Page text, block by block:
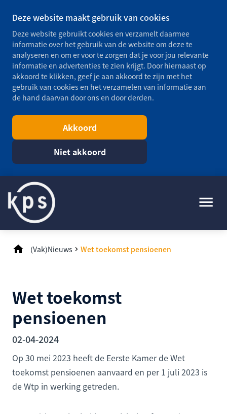
Deze website maakt gebruik van cookies
Deze website gebruikt cookies en verzamelt daarmee
informatie over het gebruik van de website om deze te
analyseren en om er voor te zorgen dat je voor jou relevante
informatie en advertenties te zien krijgt. Door hiernaast op
akkoord te klikken, geef je aan akkoord te zijn met het
gebruik van cookies en het verzamelen van informatie aan
de hand daarvan door ons en door derden.
Akkoord
Niet akkoord
(Vak)Nieuws Wet toekomst pensioenen
Wet toekomst
pensioenen
02-04-2024
Op 30 mei 2023 heeft de Eerste Kamer de Wet
toekomst pensioenen aanvaard en per 1 juli 2023 is
de Wtp in werking getreden.